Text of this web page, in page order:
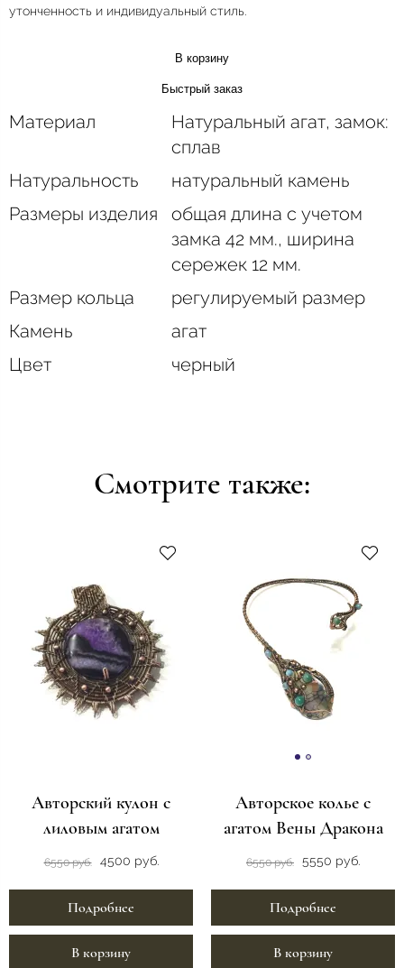
утонченность и индивидуальный стиль.
В корзину
Быстрый заказ
Материал
Натуральный агат, замок:
сплав
Натуральность
натуральный камень
Размеры изделия
общая длина с учетом
замка 42 мм., ширина
сережек 12 мм.
Размер кольца
регулируемый размер
Камень
агат
Цвет
черный
Смотрите также:
Авторский кулон с
лиловым агатом
6550 руб. 4500 руб.
Подробнее
В корзину
Авторское колье с
агатом Вены Дракона
6550 руб. 5550 руб.
Подробнее
В корзину